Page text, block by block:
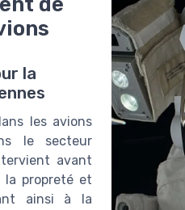
la
les avions
le secteur
avant
la propreté et
ainsi à la